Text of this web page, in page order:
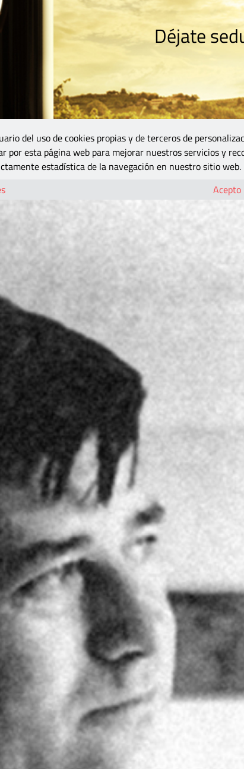
Déjate
del uso de cookies propias y de terceros de
por esta página web para mejorar nuestros servicios y
estadística de la navegación en nuestro sitio web.
Acepto